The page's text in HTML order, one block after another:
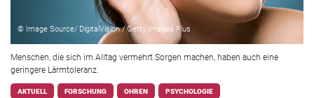
© Image Source/ DigitalVision / Getty Images Plus
Menschen, die sich im Alltag vermehrt Sorgen machen, haben auch eine
geringere Lärmtoleranz.
AKTUELL FORSCHUNG OHREN PSYCHOLOGIE